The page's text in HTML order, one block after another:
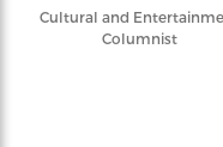
Cultural and
Columnist